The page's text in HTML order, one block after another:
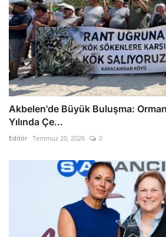
Akbelen'de Büyük Buluşma: Orman
Yılında Çe...
Editör Temmuz 20, 2026 0